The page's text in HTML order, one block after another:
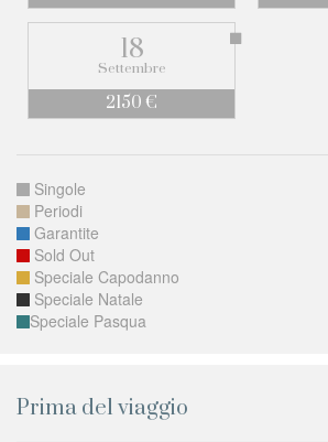
18
Settembre
2150 €
Singole
Periodi
Garantite
Sold Out
Speciale Capodanno
Speciale Natale
Speciale Pasqua
Prima del viaggio